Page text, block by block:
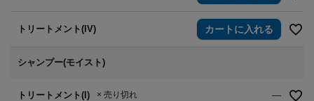
トリートメント(IV) カートに入れる
シャンプー(モイスト)
トリートメント(I) × 売り切れ —